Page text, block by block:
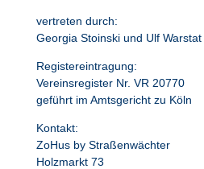
vertreten durch:
Georgia Stoinski und Ulf
Registereintragung:
Vereinsregister Nr. VR 20770
geführt im Amtsgericht zu Köln
Kontakt:
ZoHus by Straßenwächter
Holzmarkt 73